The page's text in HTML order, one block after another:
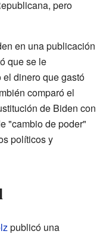
pero
en una publicación
que se le
dinero que gastó
comparó el
de Biden con
"cambio de poder"
políticos y
publicó una